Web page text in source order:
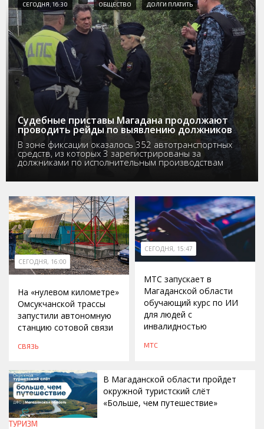
СЕГОДНЯ, 16:30 ОБЩЕСТВО ДОЛГИ ПЛАТИТЬ
Судебные приставы Магадана продолжают
проводить рейды по выявлению должников
В зоне фиксации оказалось 352 автотранспортных
средств, из которых 3 зарегистрированы за
должниками по исполнительным производствам
СЕГОДНЯ, 16:00
На «нулевом километре»
Омсукчанской трассы
запустили автономную
станцию сотовой связи
СВЯЗЬ
СЕГОДНЯ, 15:47
МТС запускает в
Магаданской области
обучающий курс по ИИ
для людей с
инвалидностью
МТС
В Магаданской области пройдет
окружной туристский слёт
«Больше, чем путешествие»
ТУРИЗМ